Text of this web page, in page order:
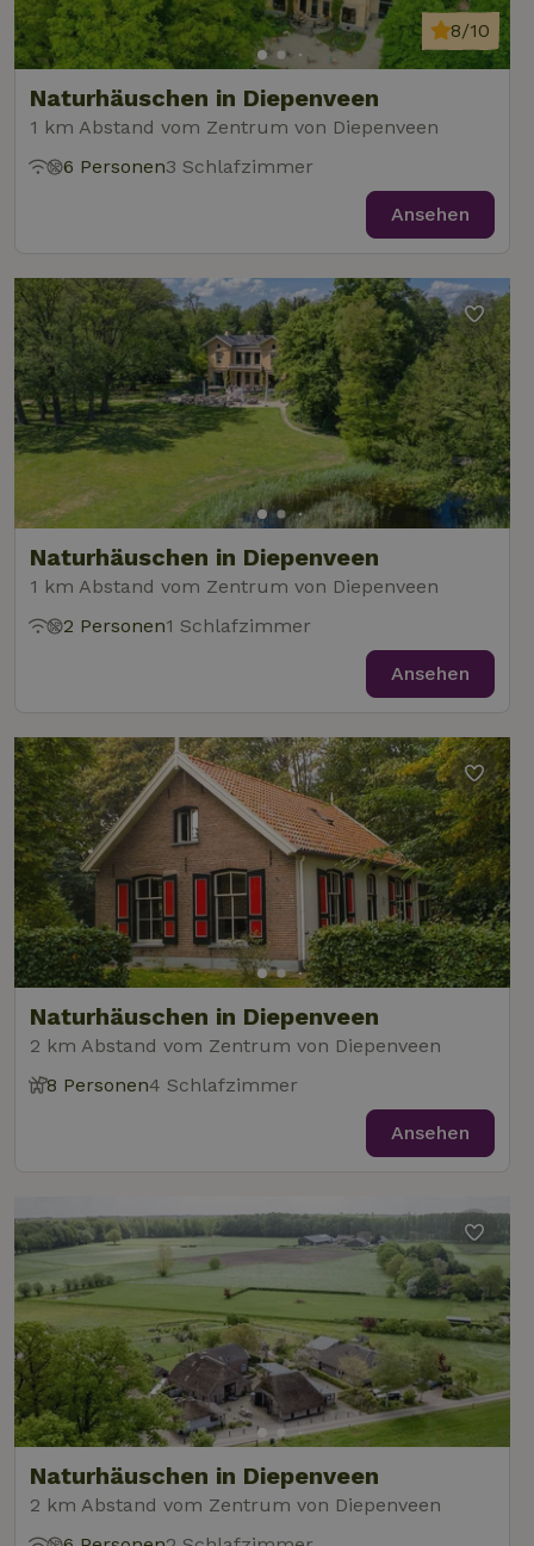
Naturhäuschen in Diepenveen
1 km Abstand vom Zentrum von Diepenveen
8/10
6 Personen3 Schlafzimmer
Ansehen
Naturhäuschen in Diepenveen
1 km Abstand vom Zentrum von Diepenveen
2 Personen1 Schlafzimmer
Ansehen
Naturhäuschen in Diepenveen
2 km Abstand vom Zentrum von Diepenveen
8 Personen4 Schlafzimmer
Ansehen
Naturhäuschen in Diepenveen
2 km Abstand vom Zentrum von Diepenveen